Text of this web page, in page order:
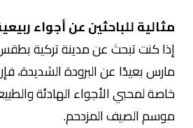
مثالية للباحثين عن أجواء
إذا كنت تبحث عن مدينة تركية
مارس بعيدًا عن البرودة الشديدة، فإن
خاصة لمحبي الأجواء الهادئة
موسم الصيف المزدحم.